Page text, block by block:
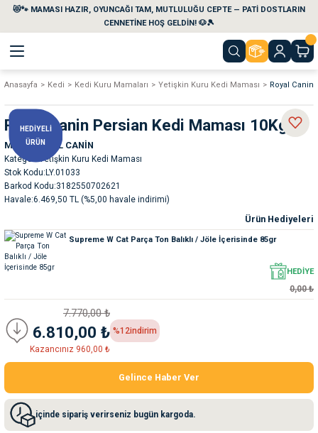
😻🐾 MAMASI HAZIR, OYUNCAĞI TAM, MUTLULUĞU CEPTE — PATİ DOSTLARIN
CENNETİNE HOŞ GELDİN! 🐶🎾
Geri Dön
Geri Dön
Temizlik Ürünleri
Geri Dön
Geri Dön
Geri Dön
Geri Dön
Anasayfa Kedi Kedi Kuru Mamaları Yetişkin Kuru Kedi Maması Royal Canin
HEDİYELİ
ÜRÜN
Royal Canin Persian Kedi Maması 10Kg
Marka ROYAL CANİN
Kategori
Yetişkin Kuru Kedi Maması
Stok Kodu LY.01033
Barkod Kodu 3182550702621
Havale 6.469,50 TL (%5,00 havale indirimi)
Ürün Hediyeleri
Supreme W Cat Parça Ton Balıklı / Jöle İçerisinde 85gr
HEDİYE
0,00 ₺
7.770,00 ₺
6.810,00 ₺
Kazancınız 960,00 ₺
%12indirim
Gelince Haber Ver
içinde sipariş verirseniz bugün kargoda.